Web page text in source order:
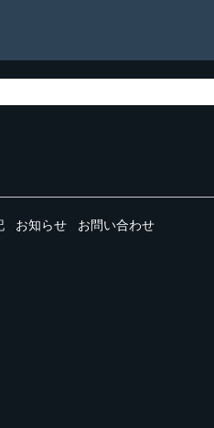
お知らせ お問い合わせ